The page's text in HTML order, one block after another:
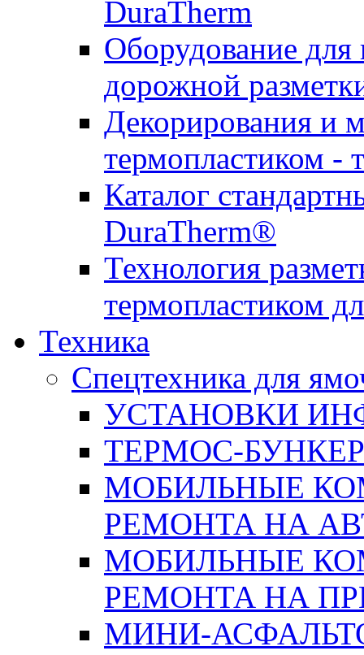
DuraTherm
Оборудование для
дорожной
Декорирования и
термопластиком -
Каталог
DuraTherm®
Технология
термопластиком
Техника
Спецтехника для
УСТАНОВКИ
ТЕРМОС-
МОБИЛЬНЫЕ
РЕМОНТА НА
МОБИЛЬНЫЕ
РЕМОНТА НА
МИНИ-